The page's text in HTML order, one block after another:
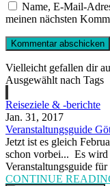
Name, E-Mail-
meinen nächsten
Vielleicht gefallen dir
Ausgewählt nach Tags
Reiseziele & -berichte
Jan. 31, 2017
Veranstaltungsguide
Jetzt ist es gleich
schon vorbei... Es wird
Veranstaltungsguide
CONTINUE